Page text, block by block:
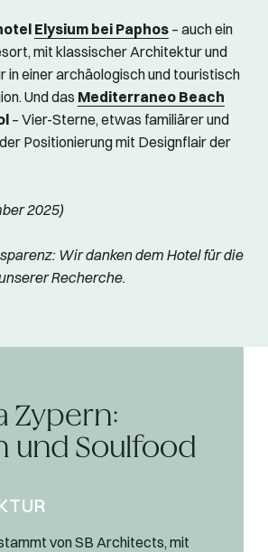
Elysium bei Paphos– auch ein
mit klassischer Architektur und
in einer archäologisch und touristisch
Und das Mediterraneo Beach
– Vier-Sterne, etwas familiärer und
Positionierung mit Designflair der
2025)
Wir danken dem Hotel für die
Recherche.
Zypern:
und Soulfood
von SB Architects, mit